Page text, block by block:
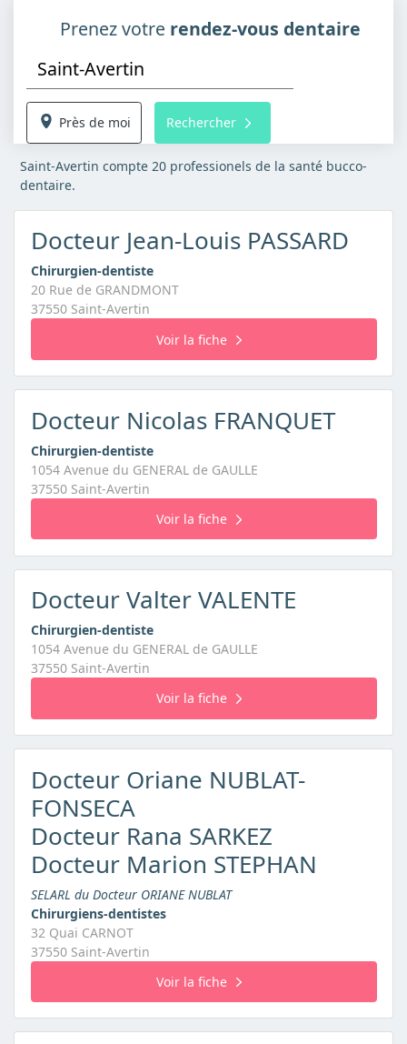
Prenez votre rendez-vous dentaire
Près de moi Rechercher
Saint-Avertin compte 20 professionels de la santé bucco-
dentaire.
Docteur Jean-Louis PASSARD
Chirurgien-dentiste
20 Rue de GRANDMONT
37550 Saint-Avertin
Voir la fiche
Docteur Nicolas FRANQUET
Chirurgien-dentiste
1054 Avenue du GENERAL de GAULLE
37550 Saint-Avertin
Voir la fiche
Docteur Valter VALENTE
Chirurgien-dentiste
1054 Avenue du GENERAL de GAULLE
37550 Saint-Avertin
Voir la fiche
Docteur Oriane NUBLAT-
FONSECA
Docteur Rana SARKEZ
Docteur Marion STEPHAN
SELARL du Docteur ORIANE NUBLAT
Chirurgiens-dentistes
32 Quai CARNOT
37550 Saint-Avertin
Voir la fiche